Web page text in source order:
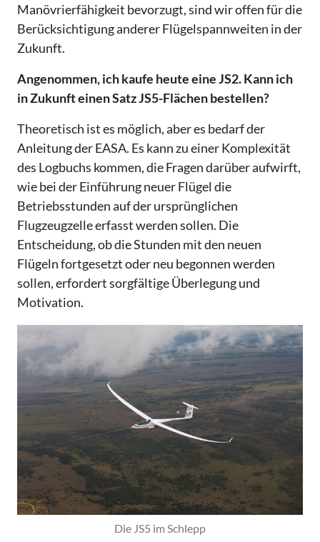
Manövrierfähigkeit bevorzugt, sind wir offen für die
Berücksichtigung anderer Flügelspannweiten in der
Zukunft.
Angenommen, ich kaufe heute eine JS2. Kann ich
in Zukunft einen Satz JS5-Flächen bestellen?
Theoretisch ist es möglich, aber es bedarf der
Anleitung der EASA. Es kann zu einer Komplexität
des Logbuchs kommen, die Fragen darüber aufwirft,
wie bei der Einführung neuer Flügel die
Betriebsstunden auf der ursprünglichen
Flugzeugzelle erfasst werden sollen. Die
Entscheidung, ob die Stunden mit den neuen
Flügeln fortgesetzt oder neu begonnen werden
sollen, erfordert sorgfältige Überlegung und
Motivation.
Die JS5 im Schlepp